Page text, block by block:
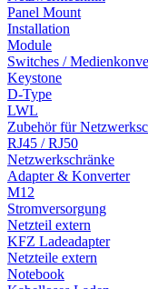
Panel Mount
Installation
Module
Switches /
Keystone
D-Type
LWL
Zubehör für
RJ45 / RJ50
Netzwerkschränke
Adapter & Konverter
M12
Stromversorgung
Netzteil extern
KFZ Ladeadapter
Netzteile extern
Notebook